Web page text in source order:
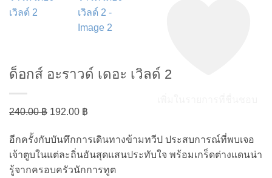
ด็อกส์ อะราวด์ เดอะ เวิลด์ 2
240.00฿ Original
was:
240.00 ฿.
192.00 ฿
is:
192.00 ฿.
อีกครั้งกับบันทึกการเดินทางข้ามทวีป ประสบการณ์ที่พบเจอ
เจ้าตูบในแต่ละถิ่นอันสุดแสนประทับใจ พร้อมเกร็ดต่างแดนน่า
รู้จากครอบครัวนักการทูต